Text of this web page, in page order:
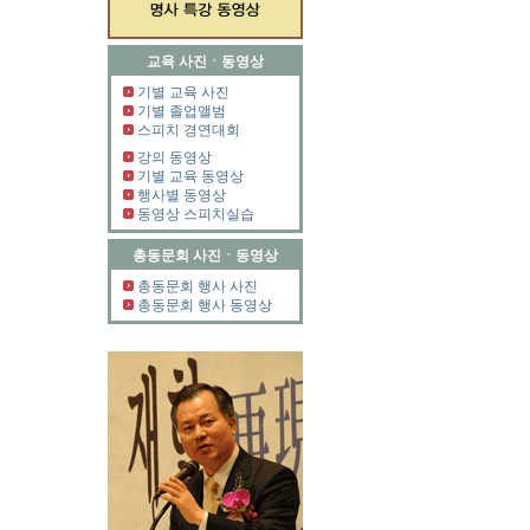
교육 사진ㆍ동영상
기별 교육 사진
기별 졸업앨범
스피치 경연대회
강의 동영상
기별 교육 동영상
행사별 동영상
동영상 스피치실습
총동문회 사진ㆍ동영상
총동문회 행사 사진
총동문회 행사 동영상